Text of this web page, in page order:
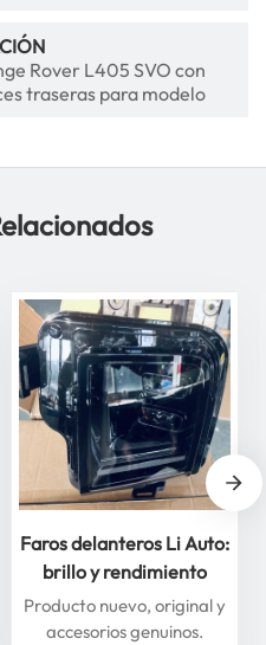
Rover L405 SVO con
traseras para modelo
Faros delanteros Li Auto:
brillo y rendimiento
superiores para máxima
seguridad
Producto nuevo, original y
accesorios genuinos.